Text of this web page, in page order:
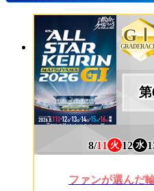
GⅠ
8/11 火 12 水
ファンが選んだ